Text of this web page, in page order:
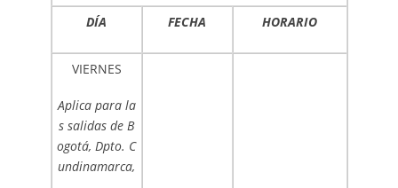
DÍA FECHA HORARIO
VIERNES
Aplica para la
s salidas de B
ogotá, Dpto. C
undinamarca,